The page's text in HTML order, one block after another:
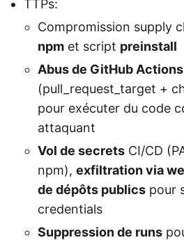
TTPs:
Compromission supply
npm et script preinstall
Abus de GitHub Actions
(pull_request_target +
pour exécuter du code
attaquant
Vol de secrets CI/CD
npm), exfiltration via
de dépôts publics pour
credentials
Suppression de runs